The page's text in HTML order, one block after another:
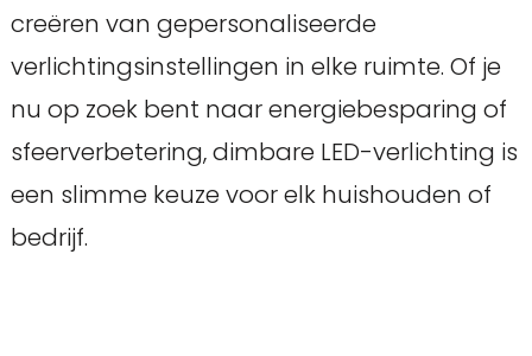
creëren van gepersonaliseerde
verlichtingsinstellingen in elke ruimte. Of je
nu op zoek bent naar energiebesparing of
sfeerverbetering, dimbare LED-verlichting is
een slimme keuze voor elk huishouden of
bedrijf.